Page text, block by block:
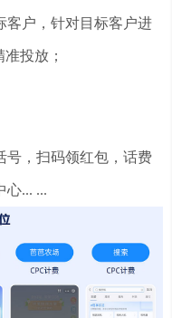
客户，针对目标客户进
投放；
号，扫码领红包，话费
心... ...